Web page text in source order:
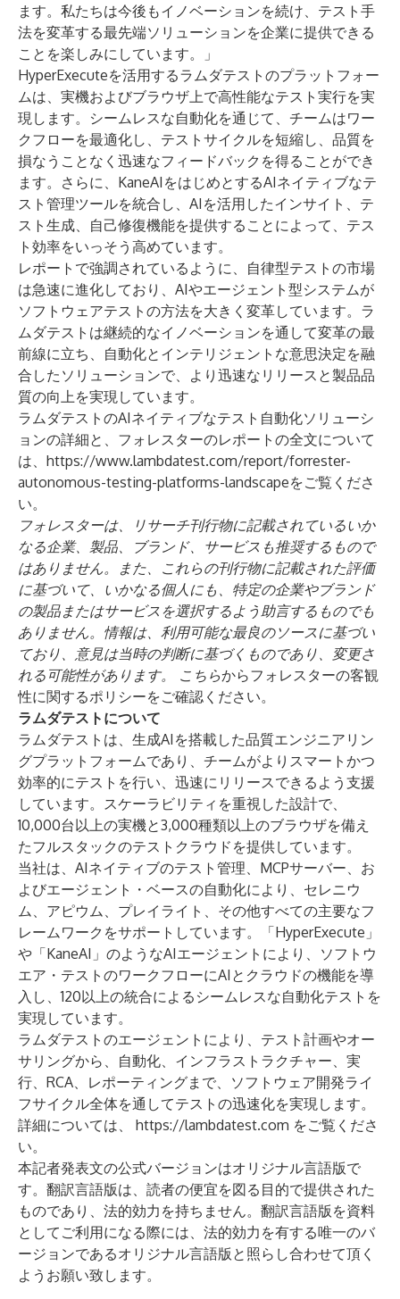
ます。私たちは今後もイノベーションを続け、テスト手
法を変革する最先端ソリューションを企業に提供できる
ことを楽しみにしています。」
HyperExecuteを活用するラムダテストのプラットフォー
ムは、実機およびブラウザ上で高性能なテスト実行を実
現します。シームレスな自動化を通じて、チームはワー
クフローを最適化し、テストサイクルを短縮し、品質を
損なうことなく迅速なフィードバックを得ることができ
ます。さらに、KaneAIをはじめとするAIネイティブなテ
スト管理ツールを統合し、AIを活用したインサイト、テ
スト生成、自己修復機能を提供することによって、テス
ト効率をいっそう高めています。
レポートで強調されているように、自律型テストの市場
は急速に進化しており、AIやエージェント型システムが
ソフトウェアテストの方法を大きく変革しています。ラ
ムダテストは継続的なイノベーションを通して変革の最
前線に立ち、自動化とインテリジェントな意思決定を融
合したソリューションで、より迅速なリリースと製品品
質の向上を実現しています。
ラムダテストのAIネイティブなテスト自動化ソリューシ
ョンの詳細と、フォレスターのレポートの全文について
は、 https://www.lambdatest.com/report/forrester-
autonomous-testing-platforms-landscapeをご覧くださ
い。
フォレスターは、リサーチ刊行物に記載されているいか
なる企業、製品、ブランド、サービスも推奨するもので
はありません。また、これらの刊行物に記載された評価
に基づいて、いかなる個人にも、特定の企業やブランド
の製品またはサービスを選択するよう助言するものでも
ありません。情報は、利用可能な最良のソースに基づい
ており、意見は当時の判断に基づくものであり、変更さ
れる可能性があります。
こちらからフォレスターの客観
性に関するポリシーをご確認ください。
ラムダテストについて
ラムダテスト は、生成AIを搭載した品質エンジニアリン
グプラットフォームであり、チームがよりスマートかつ
効率的にテストを行い、迅速にリリースできるよう支援
しています。スケーラビリティを重視した設計で、
10,000台以上の実機と3,000種類以上のブラウザを備え
たフルスタックのテストクラウドを提供しています。
当社は、AIネイティブのテスト管理、MCPサーバー、お
よびエージェント・ベースの自動化により、セレニウ
ム、アピウム、プレイライト、その他すべての主要なフ
レームワークをサポートしています。「HyperExecute」
や「KaneAI」のようなAIエージェントにより、ソフトウ
エア・テストのワークフローにAIとクラウドの機能を導
入し、120以上の統合によるシームレスな自動化テストを
実現しています。
ラムダテストのエージェントにより、テスト計画やオー
サリングから、自動化、インフラストラクチャー、実
行、RCA、レポーティングまで、ソフトウェア開発ライ
フサイクル全体を通してテストの迅速化を実現します。
詳細については、 https://lambdatest.com をご覧くださ
い。
本記者発表文の公式バージョンはオリジナル言語版で
す。翻訳言語版は、読者の便宜を図る目的で提供された
ものであり、法的効力を持ちません。翻訳言語版を資料
としてご利用になる際には、法的効力を有する唯一のバ
ージョンであるオリジナル言語版と照らし合わせて頂く
ようお願い致します。